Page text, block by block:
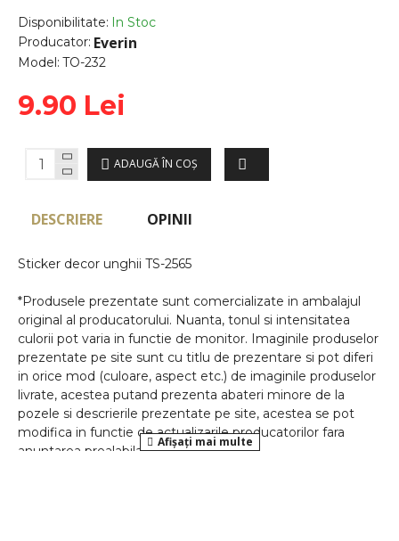
Disponibilitate: In Stoc
Producator: Everin
Model: TO-232
9.90 Lei
ADAUGĂ ÎN COŞ
DESCRIERE OPINII
Sticker decor unghii TS-2565
*Produsele prezentate sunt comercializate in ambalajul
original al producatorului. Nuanta, tonul si intensitatea
culorii pot varia in functie de monitor. Imaginile produselor
prezentate pe site sunt cu titlu de prezentare si pot diferi
in orice mod (culoare, aspect etc.) de imaginile produselor
livrate, acestea putand prezenta abateri minore de la
pozele si descrierile prezentate pe site, acestea se pot
modifica in functie de actualizarile producatorilor fara
anuntarea prealabila a utilizatorilor.